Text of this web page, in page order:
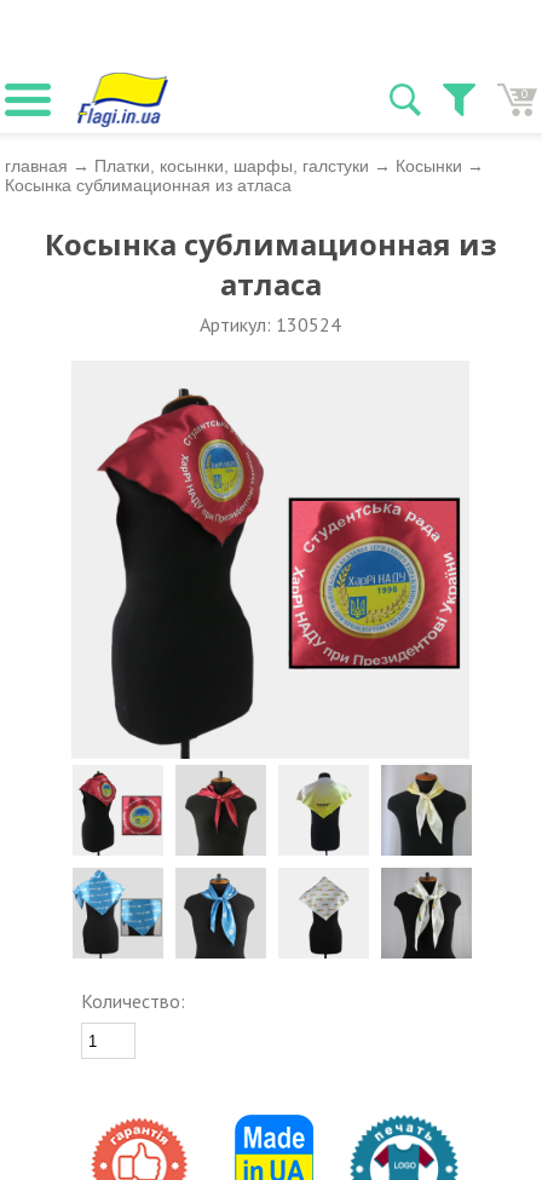
0
главная → Платки, косынки, шарфы, галстуки → Косынки →
Косынка сублимационная из атласа
Косынка сублимационная из
атласа
Артикул: 130524
Количество: